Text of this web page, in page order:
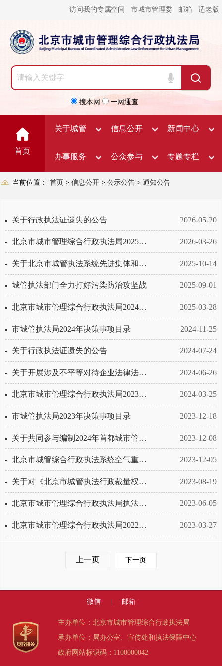
访问我的专属空间 市城市管理委 邮箱 适老版
搜本网 一网通查
首页
关于城管 信息公开 新闻中心
办事服务 公众参与 专题专栏
当前位置： 首页 > 信息公开 > 公示公告 > 通知公告
关于行政执法证遗失的公告 2026-05-20
北京市城市管理综合行政执法局2025年法治政府建设年度工作情况报告 2026-03-26
关于北京市城管执法系统先进集体和先进个人拟表彰对象的公示公告 2025-10-14
城管执法部门全力打好污染防治攻坚战 2025-09-01
北京市城市管理综合行政执法局2024年法治政府建设年度工作情况的报告 2025-03-28
​市城管执法局2024年决策事项目录 2024-11-25
关于行政执法证遗失的公告 2024-07-24
关于开展涉及不平等对待企业法律法规政策清理工作的公告 2024-06-26
北京市城市管理综合行政执法局2023年法治政府建设年度情况报告 2024-03-25
市城管执法局2023年决策事项目录 2023-12-18
关于共同参与编制2024年首都城市管理综合执法工作思路的公告 2023-12-08
北京市城管综合行政执法系统空气重污染应急分预案（2023年修订） 2023-12-05
关于对《北京市城管执法行政裁量权基准》公开征求意见的公告 2023-08-19
北京市城市管理综合行政执法局执法保障中心公开招聘工作人员面试（含专业考试）公告 2023-06-05
北京市城市管理综合行政执法局2022年推进法治政府建设工作情况报告 2023-03-27
上一页 下一页
微信 邮箱
主办单位：北京市城市管理综合行政执法局
承办单位：局办公室、宣传处和执法保障中心
政府网站标识码：1100000042